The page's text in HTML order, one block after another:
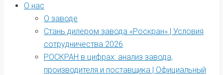
О нас
О заводе
Стань дилером завода «Роскран» | Условия
сотрудничества 2026
РОСКРАН в цифрах: анализ завода,
производителя и поставщика | Официальный